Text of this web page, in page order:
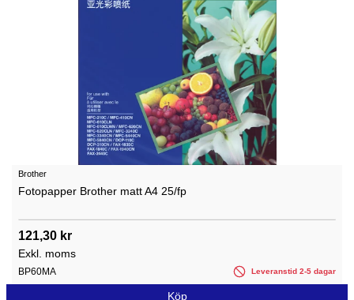
Brother
Fotopapper Brother matt A4 25/fp
121,30 kr
Exkl. moms
BP60MA Leveranstid 2-5 dagar
Köp